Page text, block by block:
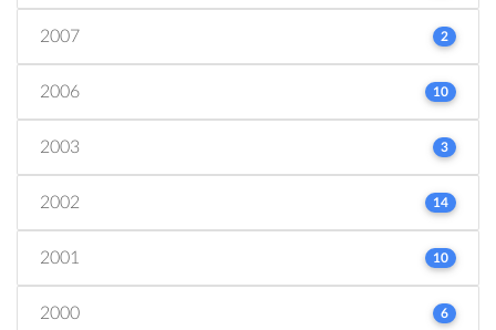
2007 2
2006 10
2003 3
2002 14
2001 10
2000 6